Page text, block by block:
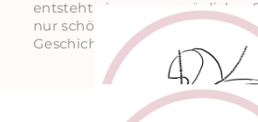
entsteht ein ganz persönliches
nur schön aussieht, sondern
Geschichte erzählt.